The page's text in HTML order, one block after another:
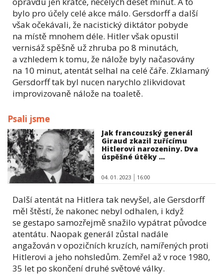
bylo pro účely celé akce málo. Gersdorff a další
však očekávali, že nacistický diktátor pobyde
na místě mnohem déle. Hitler však opustil
vernisáž spěšně už zhruba po 8 minutách,
a vzhledem k tomu, že nálože byly načasovány
na 10 minut, atentát selhal na celé čáře. Zklamaný
Gersdorff tak byl nucen narychlo zlikvidovat
improvizovaně nálože na toaletě.
Psali jsme
Jak francouzský generál
Giraud zkazil zuřícímu
Hitlerovi narozeniny. Dva
úspěšné útěky ...
04. 01. 2023 16:00
Další atentát na Hitlera tak nevyšel, ale Gersdorff
měl štěstí, že nakonec nebyl odhalen, i když
se gestapo samozřejmě snažilo vypátrat původce
atentátu. Naopak generál zůstal nadále
angažován v opozičních kruzích, namířených proti
Hitlerovi a jeho nohsledům. Zemřel až v roce 1980,
35 let po skončení druhé světové války.